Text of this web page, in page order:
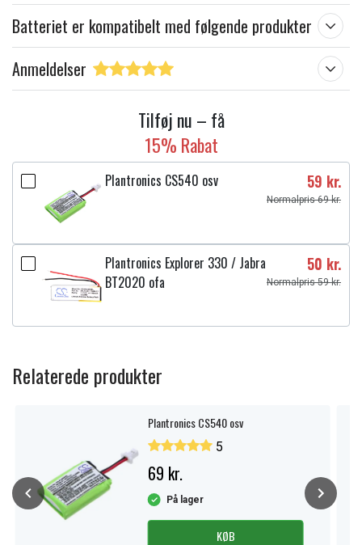
Batteriet er kompatibelt med følgende produkter
Anmeldelser
Tilføj nu – få
15% Rabat
Plantronics CS540 osv 59 kr.
Normalpris 69 kr.
Plantronics Explorer 330 / Jabra
BT2020 ofa
50 kr.
Normalpris 59 kr.
Relaterede produkter
Plantronics CS540 osv
5
69 kr.
På lager
KØB